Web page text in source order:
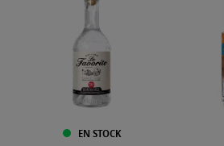
EN STOCK